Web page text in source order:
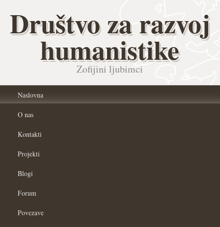
Društvo za razvoj
humanistike
Zofijini ljubimci
Naslovna
O nas
Kontakti
Projekti
Blogi
Forum
Povezave